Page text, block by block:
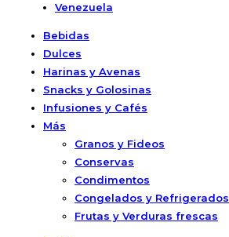
Venezuela
Bebidas
Dulces
Harinas y Avenas
Snacks y Golosinas
Infusiones y Cafés
Más
Granos y Fideos
Conservas
Condimentos
Congelados y Refrigerados
Frutas y Verduras frescas